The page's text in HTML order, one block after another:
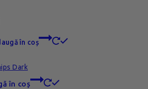
în coș
în coș